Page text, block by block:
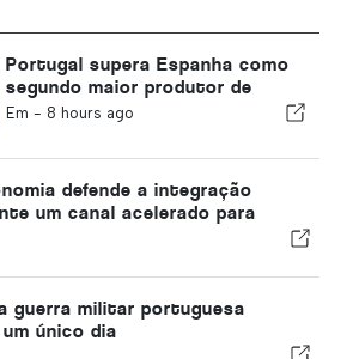
Portugal supera Espanha como
segundo maior produtor de
calçado da Europa
Em - 8 hours ago
defende a integração
um canal acelerado para
guerra militar portuguesa
único dia